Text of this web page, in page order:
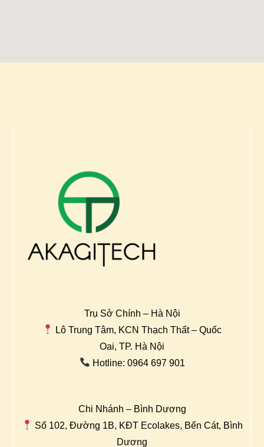
Trụ Sở Chính – Hà Nội
Lô Trung Tâm, KCN Thạch Thất – Quốc
Oai, TP. Hà Nội
Hotline: 0964 697 901
Chi Nhánh – Bình Dương
Số 102, Đường 1B, KĐT Ecolakes, Bến Cát, Bình
Dương